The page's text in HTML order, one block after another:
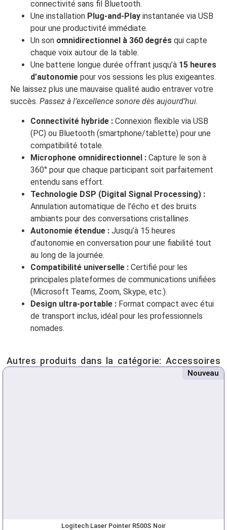
connectivité sans fil Bluetooth.
Une installation Plug-and-Play instantanée via USB
pour une productivité immédiate.
Un son omnidirectionnel à 360 degrés qui capte
chaque voix autour de la table.
Une batterie longue durée offrant jusqu’à 15 heures
d’autonomie pour vos sessions les plus exigeantes.
Ne laissez plus une mauvaise qualité audio entraver votre
succès. Passez à l’excellence sonore dès aujourd’hui.
Connectivité hybride : Connexion flexible via USB
(PC) ou Bluetooth (smartphone/tablette) pour une
compatibilité totale.
Microphone omnidirectionnel : Capture le son à
360° pour que chaque participant soit parfaitement
entendu sans effort.
Technologie DSP (Digital Signal Processing) :
Annulation automatique de l’écho et des bruits
ambiants pour des conversations cristallines.
Autonomie étendue : Jusqu’à 15 heures
d’autonomie en conversation pour une fiabilité tout
au long de la journée.
Compatibilité universelle : Certifié pour les
principales plateformes de communications unifiées
(Microsoft Teams, Zoom, Skype, etc.).
Design ultra-portable : Format compact avec étui
de transport inclus, idéal pour les professionnels
nomades.
Autres produits dans la catégorie: Accessoires
Nouveau
Logitech Laser Pointer R500S Noir